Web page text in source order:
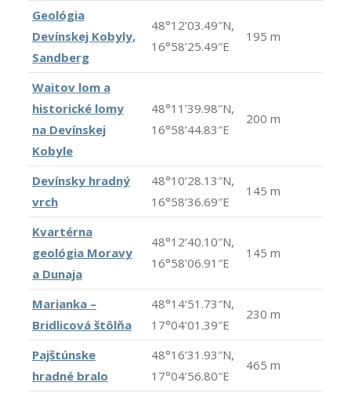
Geológia
Devínskej Kobyly,
Sandberg
48°12’03.49″N,
16°58’25.49″E
195 m
Waitov lom a
historické lomy
na Devínskej
Kobyle
48°11’39.98″N,
16°58’44.83″E
200 m
Devínsky hradný
vrch
48°10’28.13″N,
16°58’36.69″E
145 m
Kvartérna
geológia Moravy
a Dunaja
48°12’40.10″N,
16°58’06.91″E
145 m
Marianka –
Bridlicová štôlňa
48°14’51.73″N,
17°04’01.39″E
230 m
Pajštúnske
hradné bralo
48°16’31.93″N,
17°04’56.80″E
465 m